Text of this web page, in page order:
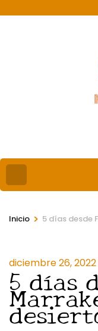
Inicio > 5 días desde
diciembre 26, 2022
5 días